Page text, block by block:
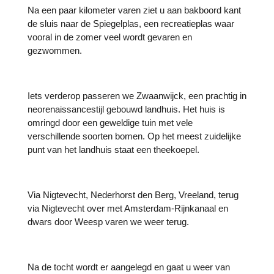
Na een paar kilometer varen ziet u aan bakboord kant
de sluis naar de Spiegelplas, een recreatieplas waar
vooral in de zomer veel wordt gevaren en
gezwommen.
Iets verderop passeren we Zwaanwijck, een prachtig in
neorenaissancestijl gebouwd landhuis. Het huis is
omringd door een geweldige tuin met vele
verschillende soorten bomen. Op het meest zuidelijke
punt van het landhuis staat een theekoepel.
Via Nigtevecht, Nederhorst den Berg, Vreeland, terug
via Nigtevecht over met Amsterdam-Rijnkanaal en
dwars door Weesp varen we weer terug.
Na de tocht wordt er aangelegd en gaat u weer van